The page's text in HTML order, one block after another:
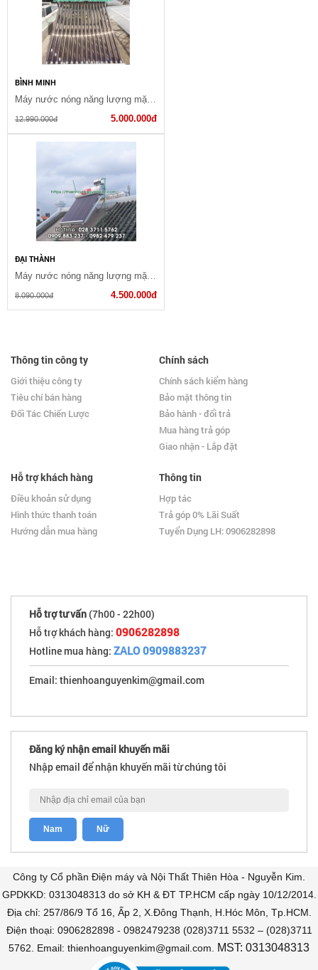
BÌNH MINH
12.990.000đ 5.000.000đ
ĐẠI THÀNH
Máy nước nóng năng lượng mặt trời 180 lít
8.090.000đ 4.500.000đ
Thông tin công ty
Giới thiệu công ty
Tiêu chí bán hàng
Đối Tác Chiến Lược
Chính sách
Chính sách kiểm hàng
Bảo mật thông tin
Bảo hành - đổi trả
Mua hàng trả góp
Giao nhận - Lắp đặt
Hỗ trợ khách hàng
Điều khoản sử dụng
Hình thức thanh toán
Hướng dẫn mua hàng
Thông tin
Hợp tác
Trả góp 0% Lãi Suất
Tuyển Dụng LH: 0906282898
Hỗ trợ tư vấn (7h00 - 22h00)
Hỗ trợ khách hàng: 0906282898
Hotline mua hàng: ZALO 0909883237
Email: thienhoanguyenkim@gmail.com
Đăng ký nhận email khuyến mãi
Nhập email để nhận khuyến mãi từ chúng tôi
Công ty Cổ phần Điện máy và Nội Thất Thiên Hòa - Nguyễn Kim.
GPDKKD: 0313048313 do sở KH & ĐT TP.HCM cấp ngày 10/12/2014.
Địa chỉ: 257/86/9 Tổ 16, Ấp 2, X.Đông Thạnh, H.Hóc Môn, Tp.HCM.
Điện thoại: 0906282898 - 0982479238 (028)3711 5532 – (028)3711
5762. Email: thienhoanguyenkim@gmail.com. MST: 0313048313